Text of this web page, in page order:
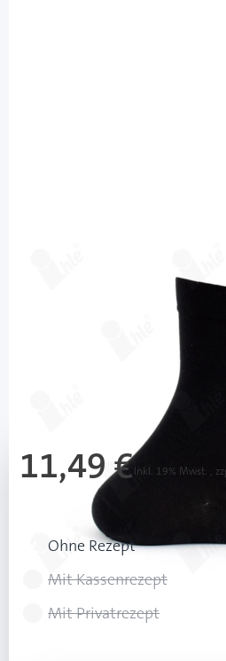
Ihle Chopart/Lisfranc
schwarz - Gr. 21-22
Lieferzeit bis zu 3 Wochen
11,49 €Inkl. 19% Mwst. ,
Rezeptart wählen
Ohne Rezept
Mit Kassenrezept
Mit Privatrezept